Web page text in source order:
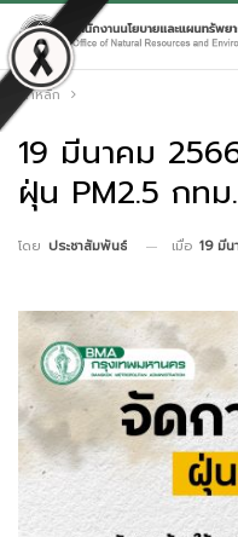
หน้าหลัก
19 มีนาคม
ฝุ่น PM2.5 กทม.
โดย ประชาสัมพันธ์ เมื่อ 19 มี